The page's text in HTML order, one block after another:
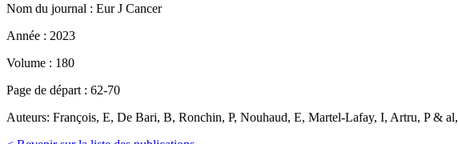
Nom du journal : Eur J Cancer
Année : 2023
Volume : 180
Page de départ : 62-70
Auteurs: François, E, De Bari, B, Ronchin, P, Nouhaud, E, Martel-Lafay, I, Artru, P & al,